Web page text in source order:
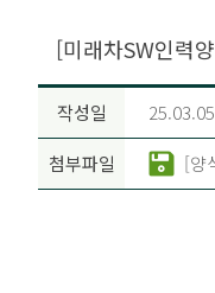
[미래차SW인력
작성일 25.03.05
첨부파일 [양